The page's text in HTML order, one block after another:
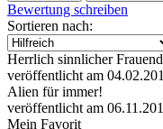
Bewertung schreiben
Sortieren nach:
Herrlich sinnlicher
veröffentlicht am
Alien für immer!
veröffentlicht am
Mein Favorit